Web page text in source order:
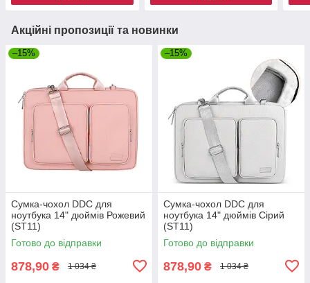
Акційні пропозиції та новинки
–15%
Сумка-чохол DDC для
ноутбука 14" дюймів Рожевий
(ST11)
Готово до відправки
878,90 ₴ 1 034 ₴
–15%
Сумка-чохол DDC для
ноутбука 14" дюймів Сірий
(ST11)
Готово до відправки
878,90 ₴ 1 034 ₴